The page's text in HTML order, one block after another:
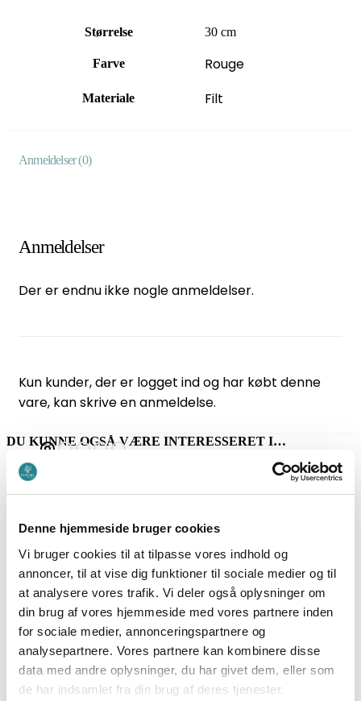
Denne hjemmeside bruger cookies
Vi bruger cookies til at tilpasse vores indhold og
annoncer, til at vise dig funktioner til sociale medier og til
at analysere vores trafik. Vi deler også oplysninger om
din brug af vores hjemmeside med vores partnere inden
for sociale medier, annonceringspartnere og
analysepartnere. Vores partnere kan kombinere disse
data med andre oplysninger, du har givet dem, eller som
de har indsamlet fra din brug af deres tjenester.
Størrelse 30 cm
Farve Rouge
Materiale Filt
Anmeldelser (0)
Anmeldelser
Der er endnu ikke nogle anmeldelser.
Kun kunder, der er logget ind og har købt denne
vare, kan skrive en anmeldelse.
DU KUNNE OGSÅ VÆRE INTERESSERET I…
DEKO
FILT BLOMSTER
Filt gren røde bær – En Gry og
Sif
BOLIG
BLOMSTER
Havblå filt Anemone blomst –
Én Gry og Sif